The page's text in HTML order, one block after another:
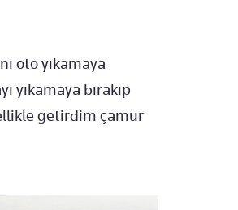
oto yıkamaya
bırakıp
getirdim çamur